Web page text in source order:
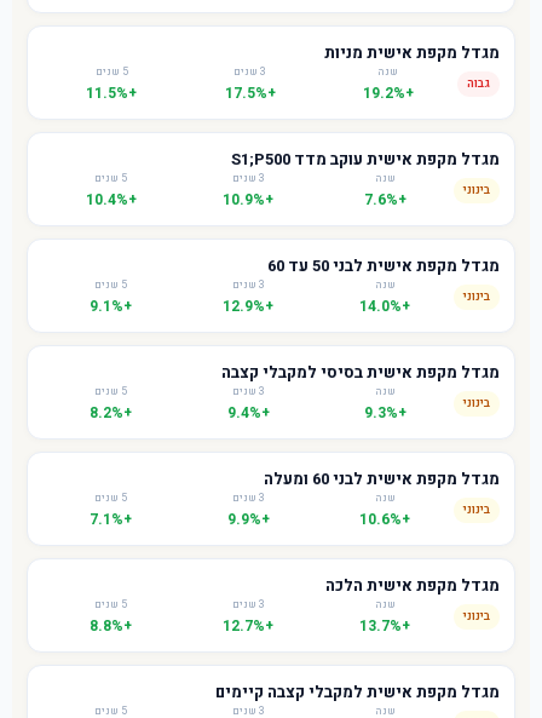
מגדל מקפת אישית מניות
גבוה
שנה
+19.2%
3 שנים
+17.5%
5 שנים
+11.5%
מגדל מקפת אישית עוקב מדד S1;P500
בינוני
שנה
+7.6%
3 שנים
+10.9%
5 שנים
+10.4%
מגדל מקפת אישית לבני 50 עד 60
בינוני
שנה
+14.0%
3 שנים
+12.9%
5 שנים
+9.1%
מגדל מקפת אישית בסיסי למקבלי קצבה
בינוני
שנה
+9.3%
3 שנים
+9.4%
5 שנים
+8.2%
מגדל מקפת אישית לבני 60 ומעלה
בינוני
שנה
+10.6%
3 שנים
+9.9%
5 שנים
+7.1%
מגדל מקפת אישית הלכה
בינוני
שנה
+13.7%
3 שנים
+12.7%
5 שנים
+8.8%
מגדל מקפת אישית למקבלי קצבה קיימים
שנה 3 שנים 5 שנים